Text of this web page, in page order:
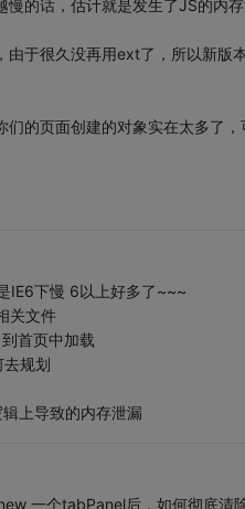
的话，估计就是发生了JS的内
于很久没再用ext了，所以新版
的页面创建的对象实在太多了
IE6下慢 6以上好多了~~~
关文件
首页中加载
规划
上导致的内存泄漏
一个tabPanel后，如何彻底清